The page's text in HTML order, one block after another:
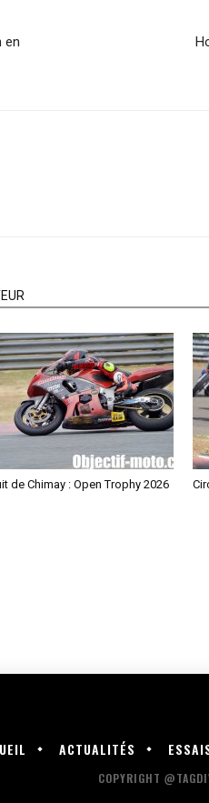
en
de Chimay : Open Trophy 2026
ACTUALITÉS
COPYRIGHT